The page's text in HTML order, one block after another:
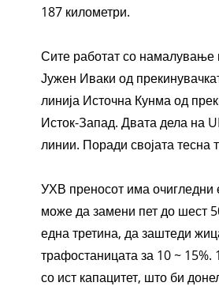
187 километри.
Сите работат со намалување
Јужен Иваки од
линија Источна Кунма од
Исток-Запад. Двата дела на
линии. Поради својата тесна
УХВ преносот има очигледни
може да замени пет до шест
една третина, да заштеди
трафостаницата за 10 ~ 15%.
со ист капацитет, што би